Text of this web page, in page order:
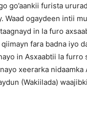
go’aankii furista
Waad ogaydeen intii
in la furo
fara badna iyo
in Asxaabtii la furro
xeerarka
(Wakiilada)